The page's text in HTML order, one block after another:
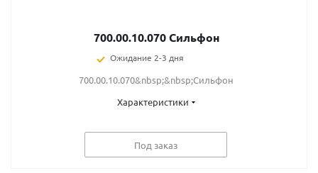
700.00.10.070 Сильфон
Ожидание 2-3 дня
700.00.10.070&nbsp;&nbsp;Сильфон
Характеристики
Под заказ